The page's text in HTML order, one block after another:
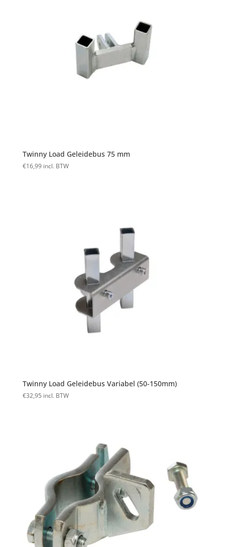
Twinny Load Geleidebus 75 mm
€16,99 incl. BTW
Twinny Load Geleidebus Variabel (50-150mm)
€32,95 incl. BTW